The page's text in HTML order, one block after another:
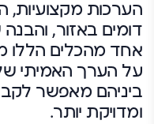
הערכות מקצועיות,
דומים באזור,
אחד מהכלים הללו
על הערך האמיתי
ביניהם מאפשר
ומדויקת יותר.